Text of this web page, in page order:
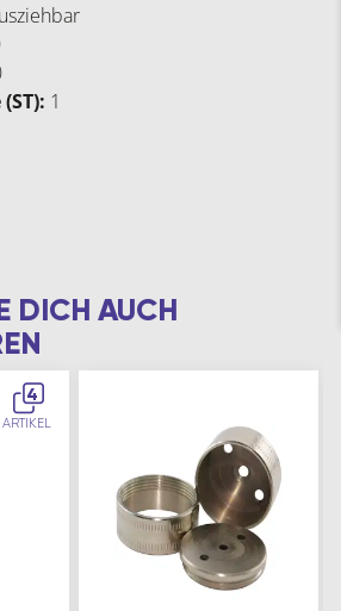
1
DICH AUCH
4
ARTIKEL